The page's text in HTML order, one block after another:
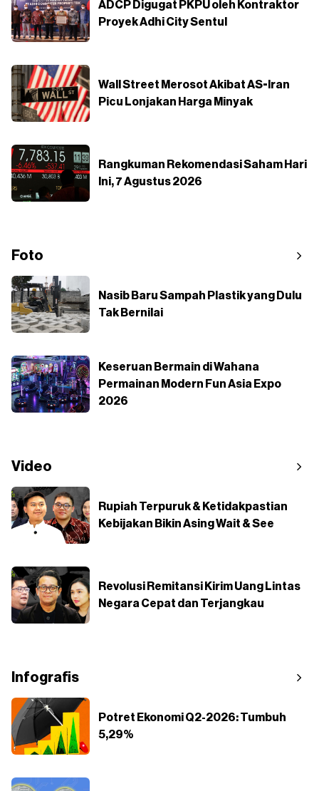
ADCP Digugat PKPU oleh Kontraktor
Proyek Adhi City Sentul
Wall Street Merosot Akibat AS-Iran
Picu Lonjakan Harga Minyak
Rangkuman Rekomendasi Saham Hari
Ini, 7 Agustus 2026
Foto
Nasib Baru Sampah Plastik yang Dulu
Tak Bernilai
Keseruan Bermain di Wahana
Permainan Modern Fun Asia Expo
2026
Video
Rupiah Terpuruk & Ketidakpastian
Kebijakan Bikin Asing Wait & See
Revolusi Remitansi Kirim Uang Lintas
Negara Cepat dan Terjangkau
Infografis
Potret Ekonomi Q2-2026: Tumbuh
5,29%